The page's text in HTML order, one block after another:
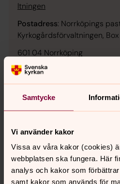
Samtycke
Vi använder kakor
Vissa av våra kakor (cookies)
webbplatsen ska fungera. Här
analys och kakor som
samt kakor som används för
ltningen
Postadress: Norrköpings
Kyrkogårdsförvaltningen,
601 04 Norrköping
Besöksadress:
Nya
Norrköping
Norrköpings pastorat har tagit
där du kan läsa om kyrkans
Vandringen går att komma åt
mobilen och via appen